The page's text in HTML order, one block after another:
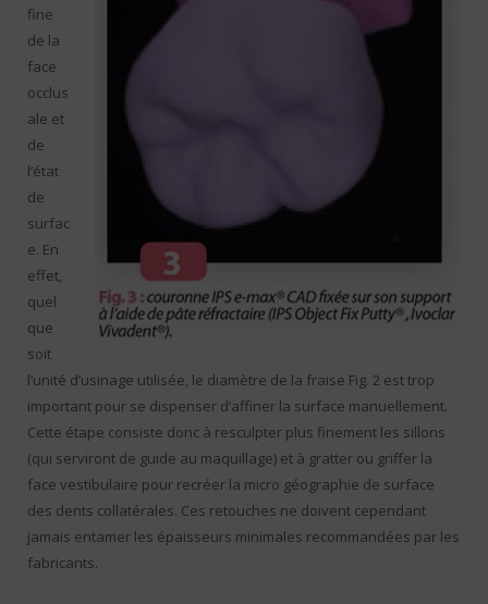
fine
de la
face
occlus
ale et
de
l’état
de
surfac
e. En
effet,
quel
que
soit
l’unité d’usinage utilisée, le diamètre de la fraise Fig. 2 est trop
important pour se dispenser d’affiner la surface manuellement.
Cette étape consiste donc à resculpter plus finement les sillons
(qui serviront de guide au maquillage) et à gratter ou griffer la
face vestibulaire pour recréer la micro géographie de surface
des dents collatérales. Ces retouches ne doivent cependant
jamais entamer les épaisseurs minimales recommandées par les
fabricants.